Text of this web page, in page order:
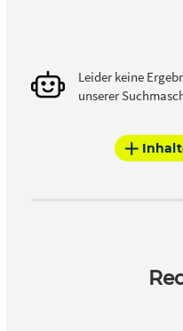
Leider keine
unserer